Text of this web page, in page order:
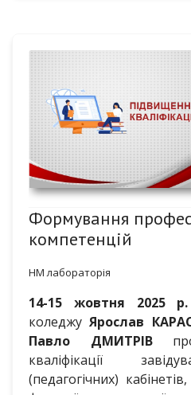
Формування
компетенцій
НМ лабораторія
14-15 жовтня 2025 р.
коледжуЯрослав
Павло ДМИТРІВ
кваліфікації
(педагогічних)